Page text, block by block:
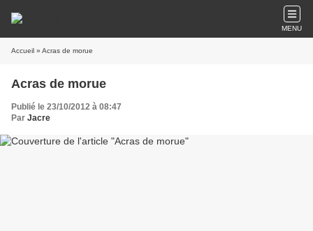
MENU
Accueil » Acras de morue
Acras de morue
Publié le 23/10/2012 à 08:47
Par Jacre